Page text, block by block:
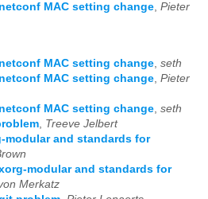
MAC setting change, Pieter
MAC setting change seth
MAC setting change Pieter
MAC setting change seth
Treeve Jelbert
modular and standards for
modular and standards for
Merkatz